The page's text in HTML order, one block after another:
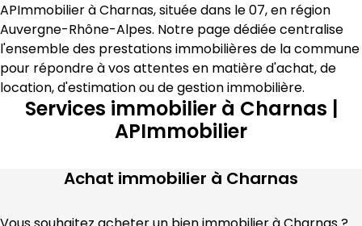
APImmobilier à Charnas, située dans le 07
Auvergne-Rhône-Alpes. Notre page dédiée centralise
l'ensemble des prestations immobilières de la commune
pour répondre à vos attentes en matière d'achat, de
location, d'estimation ou de gestion immobilière.
Services immobilier à Charnas |
APImmobilier
Achat immobilier à Charnas